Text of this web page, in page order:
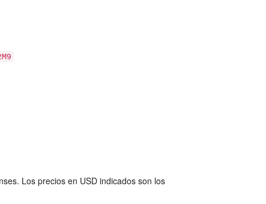
Los precios en USD indicados son los